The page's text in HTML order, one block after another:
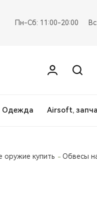
Пн-Сб: 11:00-20:00
Одежда Airsoft,
оружие купить
Обвесы